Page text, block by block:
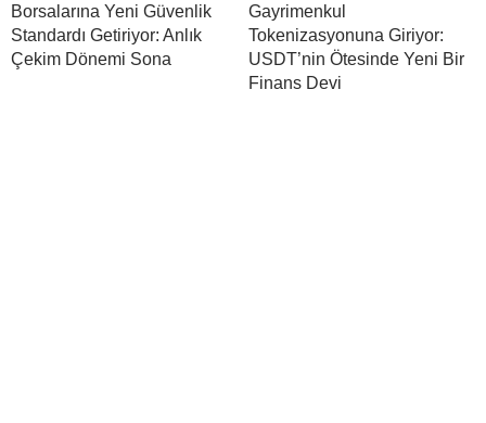
Borsalarına Yeni Güvenlik
Standardı Getiriyor: Anlık
Çekim Dönemi Sona
Gayrimenkul
Tokenizasyonuna Giriyor:
USDT’nin Ötesinde Yeni Bir
Finans Devi